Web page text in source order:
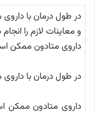
در طول درمان با
و معاینات لازم را
داروی متادون ممکن
در طول درمان با
داروی متادون ممکن